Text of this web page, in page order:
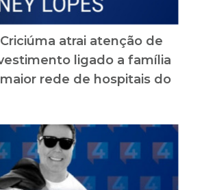
atrai atenção de
ligado a família
rede de hospitais do